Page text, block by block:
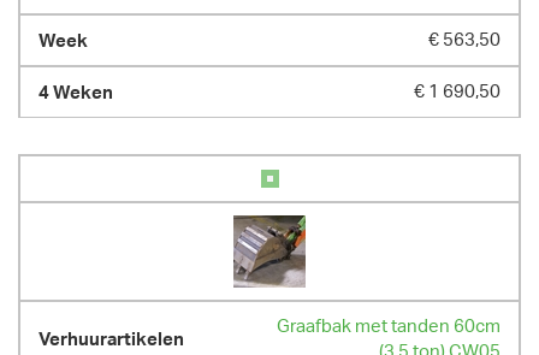
€ 563,50
€ 1 690,50
Graafbak met tanden 60cm